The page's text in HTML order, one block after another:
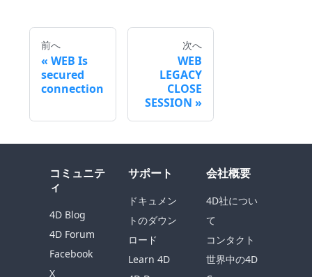
前へ
WEB Is
secured
connection
次へ
WEB
LEGACY
CLOSE
SESSION
コミュニテ
ィ
4D Blog
4D Forum
Facebook
X
サポート
ドキュメン
トのダウン
ロード
Learn 4D
会社概要
4D社につい
て
コンタクト
世界中の4D